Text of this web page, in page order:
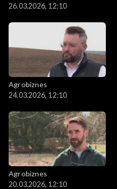
26.03.2026, 12:10
Agrobiznes
24.03.2026, 12:10
Agrobiznes
20.03.2026, 12:10